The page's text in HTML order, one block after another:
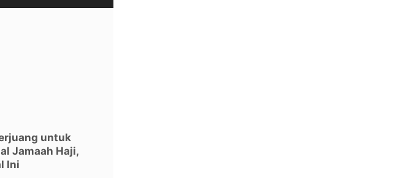
untuk
Jamaah Haji,
Ini